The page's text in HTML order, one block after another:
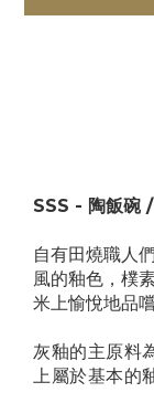
SSS - 陶飯碗
自有田燒職人
風的釉色，樸
米上愉悅地品
灰釉的主原料
上屬於基本的